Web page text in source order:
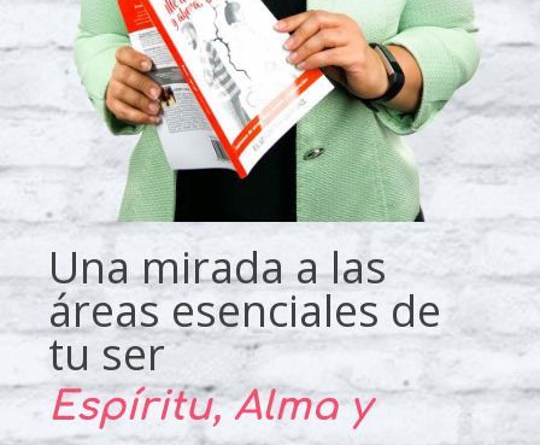
Una mirada a las
áreas esenciales de
tu ser
Espíritu, Alma y